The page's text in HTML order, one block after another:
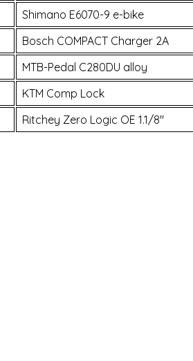
Shimano E6070-9 e-bike
Bosch COMPACT Charger 2A
MTB-Pedal C280DU alloy
KTM Comp Lock
Ritchey Zero Logic OE 1.1/8"